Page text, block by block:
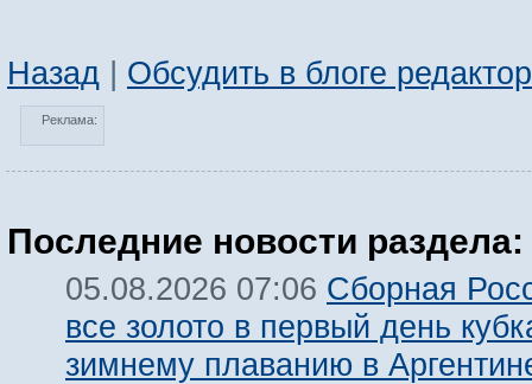
Назад | Обсудить в блоге
Реклама:
Последние новости раздела:
05.08.2026 07:06 Сборная
все золото в первый день
зимнему плаванию в